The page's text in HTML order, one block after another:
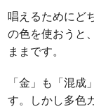
唱えるためにど
の色を使おうと
ままです。
「金」も「混
す。しかし多色